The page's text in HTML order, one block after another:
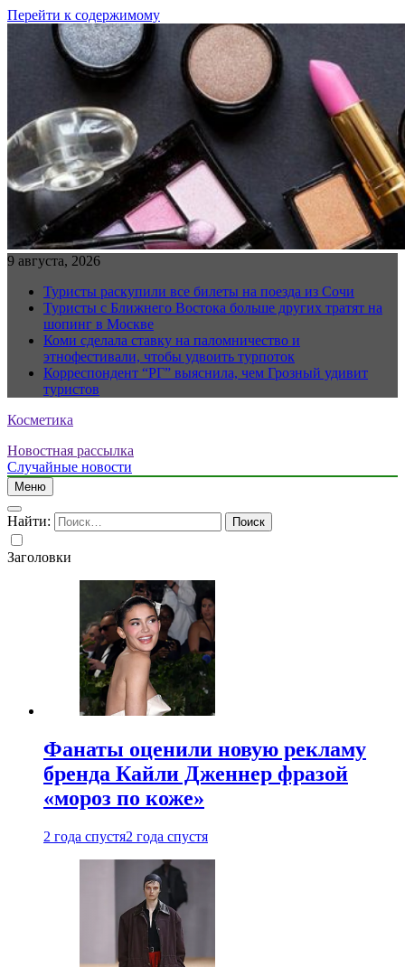
Перейти к содержимому
9 августа, 2026
Туристы раскупили все билеты на поезда из Сочи
Туристы с Ближнего Востока больше других тратят на
шопинг в Москве
Коми сделала ставку на паломничество и
этнофестивали, чтобы удвоить турпоток
Корреспондент “РГ” выяснила, чем Грозный удивит
туристов
Косметика
Новостная рассылка
Случайные новости
Меню
Найти:
Заголовки
Фанаты оценили новую рекламу
бренда Кайли Дженнер фразой
«мороз по коже»
2 года спустя2 года спустя